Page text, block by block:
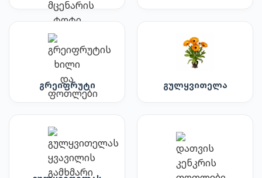
გრეიფრუტი გულყვითელა